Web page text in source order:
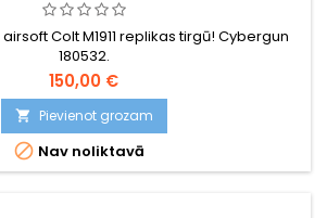
Colt M1911 replikas tirgū! Cybergun
180532.
150,00 €
 Pievienot grozam
 Nav noliktavā